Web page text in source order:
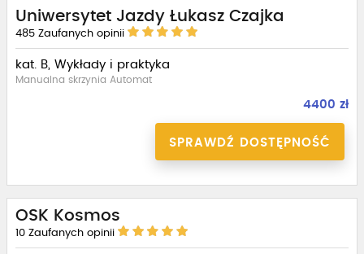
Uniwersytet Jazdy Łukasz Czajka
485 Zaufanych opinii
kat. B, Wykłady i praktyka
Manualna skrzynia Automat
4400 zł
SPRAWDŹ DOSTĘPNOŚĆ
OSK Kosmos
10 Zaufanych opinii